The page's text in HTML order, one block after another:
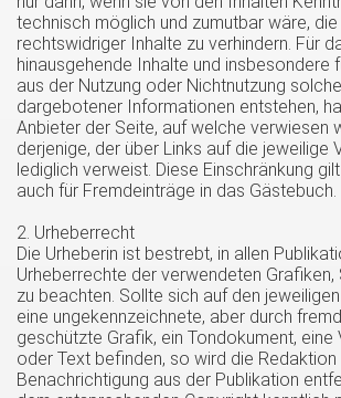
technisch möglich und zumutbar wäre, die
rechtswidriger Inhalte zu verhindern. Für
hinausgehende Inhalte und insbesondere
aus der Nutzung oder Nichtnutzung
dargebotener Informationen entstehen,
Anbieter der Seite, auf welche verwiesen
derjenige, der über Links auf die jeweilige
lediglich verweist. Diese Einschränkung
auch für Fremdeinträge in das Gästebuch.
2. Urheberrecht
Die Urheberin ist bestrebt, in allen
Urheberrechte der verwendeten Grafiken,
zu beachten. Sollte sich auf den
eine ungekennzeichnete, aber durch
geschützte Grafik, ein Tondokument, eine
oder Text befinden, so wird die Redaktion
Benachrichtigung aus der Publikation